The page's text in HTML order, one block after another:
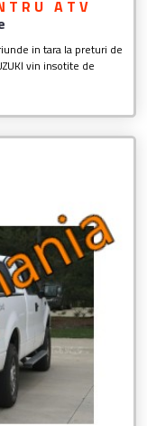
ATV
in tara la preturi de
vin insotite de